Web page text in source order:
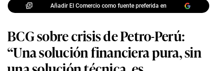
Añadir El Comercio como fuente preferida en
BCG sobre crisis de Petro-Perú:
“Una solución financiera pura, sin